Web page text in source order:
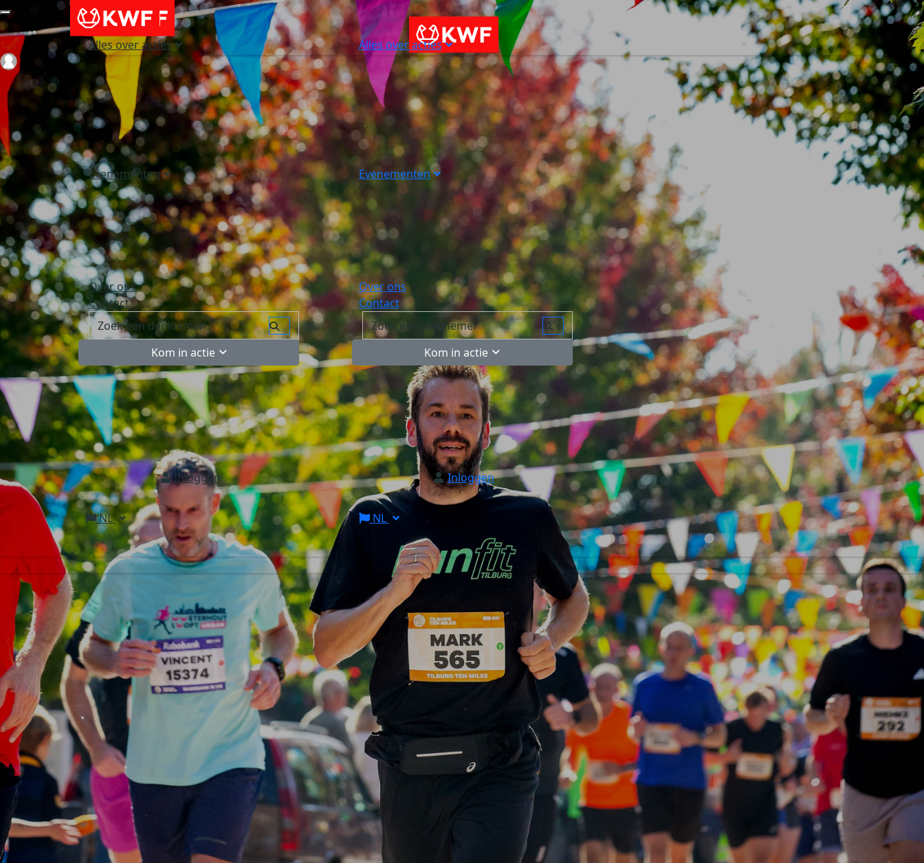
Alles over acties
Evenementen
Over ons
Contact
Kom in actie
Inloggen
NL
Alles over acties
Evenementen
Over ons
Contact
Kom in actie
Inloggen
NL
Login